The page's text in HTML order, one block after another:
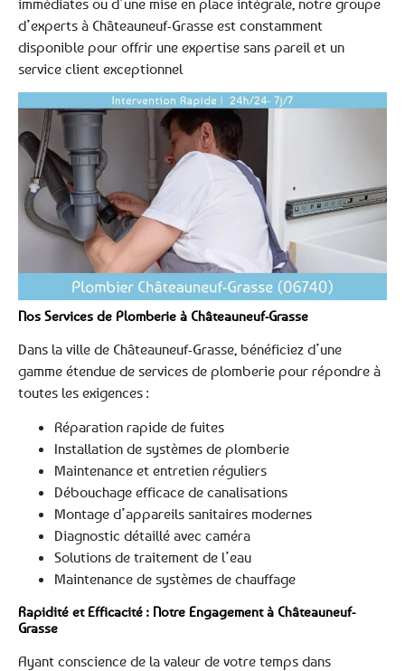
d’experts à Châteauneuf-Grasse est constamment
disponible pour offrir une expertise sans pareil et un
service client exceptionnel
Nos Services de Plomberie à Châteauneuf-Grasse
Dans la ville de Châteauneuf-Grasse, bénéficiez d’une
gamme étendue de services de plomberie pour répondre à
toutes les exigences :
Réparation rapide de fuites
Installation de systèmes de plomberie
Maintenance et entretien réguliers
Débouchage efficace de canalisations
Montage d’appareils sanitaires modernes
Diagnostic détaillé avec caméra
Solutions de traitement de l’eau
Maintenance de systèmes de chauffage
Rapidité et Efficacité : Notre Engagement à Châteauneuf-
Grasse
Ayant conscience de la valeur de votre temps dans